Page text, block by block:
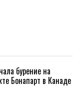
бурение на
Бонапарт в Канаде